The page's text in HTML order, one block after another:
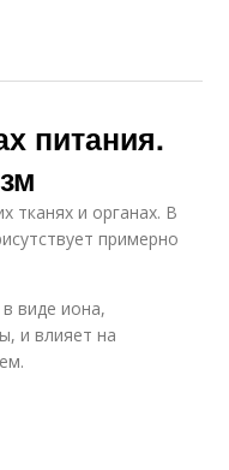
питания.
тканях и органах. В
примерно
виде иона,
и влияет на